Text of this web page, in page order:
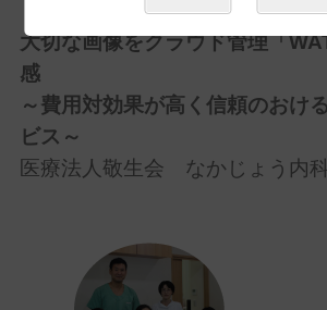
大切な画像をクラウド管理「
感
～費用対効果が高く信頼のおけ
ビス～
医療法人敬生会 なかじょう内科